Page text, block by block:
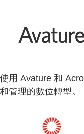
使用 Avature 和
和管理的數位轉型。